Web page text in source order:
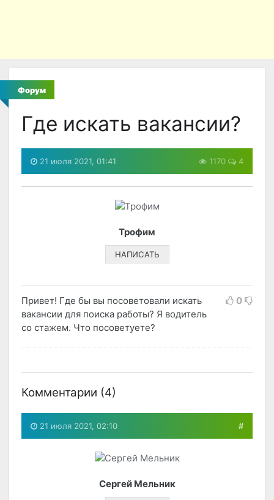
Форум
Где искать вакансии?
21 июля 2021, 01:41 1170 4
Трофим
НАПИСАТЬ
Привет! Где бы вы посоветовали искать
вакансии для поиска работы? Я водитель
со стажем. Что посоветуете?
0
Комментарии (4)
21 июля 2021, 02:10 #
Сергей Мельник